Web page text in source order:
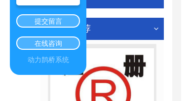
热门推荐
提交留言
在线咨询
动力鹊桥系统